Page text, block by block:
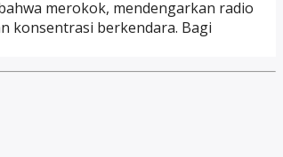
merokok, mendengarkan radio
konsentrasi berkendara. Bagi